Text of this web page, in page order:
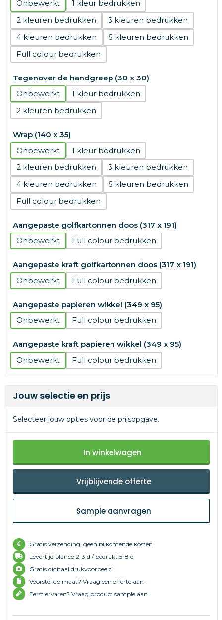
Onbewerkt
1
2
3
4
5
Full colour
Tegenover de handgreep (30 x 30)
Onbewerkt
1
2
Wrap (140 x 35)
Onbewerkt
1
2
3
4
5
Full colour
Aangepaste golfkartonnen doos (317 x 191)
Onbewerkt
Full colour
Aangepaste kraft golfkartonnen doos (317 x 191)
Onbewerkt
Full colour
Aangepaste papieren wikkel (349 x 95)
Onbewerkt
Full colour
Aangepaste kraft papieren wikkel (349 x 95)
Onbewerkt
Full colour
Jouw selectie en prijs
Selecteer jouw opties voor de prijsopgave.
In winkelwagen
Vrijblijvende offerte
Sample aanvragen
Gratis verzending, geen bijkomende kosten
Levertijd blanco 2-3 d / bedrukt 5-8 d
Gratis digitaal drukvoorbeeld
Voorstel op maat? Vraag een offerte aan
Eerst ervaren? Vraag product sample aan